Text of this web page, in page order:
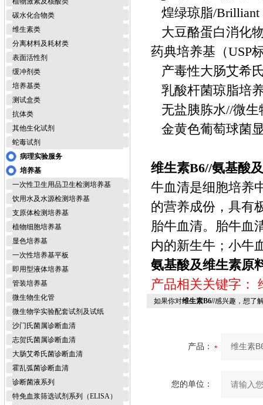
碳水化合物类
维生素类
分离材料及耗材类
表面活性剂
缓冲剂类
培养基类
测试盒类
抗体类
其他生化试剂
蛇毒试剂
病理实验服务
培养基
一次性卫生用品卫生检测培养基
饮用水及水源检测培养基
支原体检测培养基
植物细胞培养基
显色培养基
一次性培养基平板
即用型液体培养基
管装培养基
微生物生化管
微生物学实验配套试剂及试纸
沙门氏菌属诊断血清
志贺氏菌属诊断血清
大肠艾希氏菌诊断血清
霍乱弧菌诊断血清
诊断菌液系列
特免血浆筛选试剂系列（ELISA）
煌绿琼脂/Brilliant
大豆酪蛋白消化物
药典培养基（
产毒性大肠艾希
乳酸杆菌琼脂培
无盐胰胨水//微
金黄色葡萄球菌
维生素B6//氨基酸
牛血清是细胞培养
的营养成份，具有
胎牛血清。胎牛血
内的新生牛；小牛
氨基酸及维生素原
产品相关关键字：
如果你对维生素B6//感兴趣，想了
产品：
您的单位：